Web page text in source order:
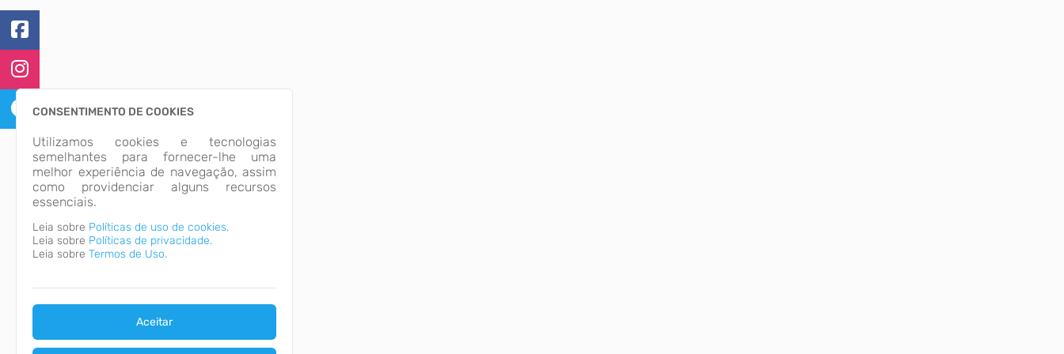
CONSENTIMENTO DE COOKIES
Utilizamos cookies e tecnologias
semelhantes para fornecer-lhe uma
melhor experiência de navegação, assim
como providenciar alguns recursos
essenciais.
Leia sobre Políticas de uso de cookies.
Leia sobre Políticas de privacidade.
Leia sobre Termos de Uso.
Aceitar